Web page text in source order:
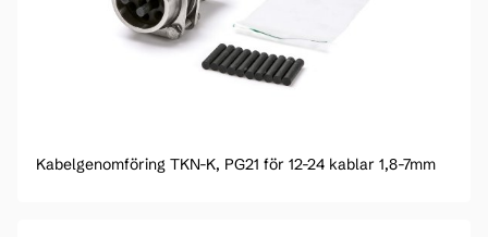
Kabelgenomföring TKN-K, PG21 för 12-24 kablar 1,8-7mm